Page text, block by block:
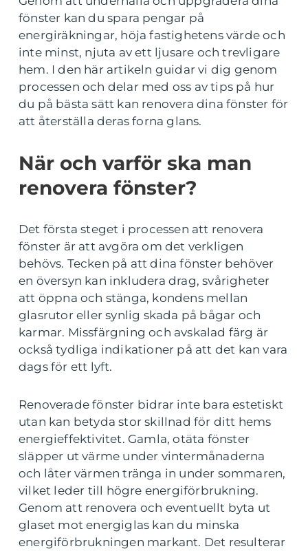
fönster kan du spara pengar på
energiräkningar, höja fastighetens värde och
inte minst, njuta av ett ljusare och trevligare
hem. I den här artikeln guidar vi dig genom
processen och delar med oss av tips på hur
du på bästa sätt kan renovera dina fönster för
att återställa deras forna glans.
När och varför ska man
renovera fönster?
Det första steget i processen att renovera
fönster är att avgöra om det verkligen
behövs. Tecken på att dina fönster behöver
en översyn kan inkludera drag, svårigheter
att öppna och stänga, kondens mellan
glasrutor eller synlig skada på bågar och
karmar. Missfärgning och avskalad färg är
också tydliga indikationer på att det kan vara
dags för ett lyft.
Renoverade fönster bidrar inte bara estetiskt
utan kan betyda stor skillnad för ditt hems
energieffektivitet. Gamla, otäta fönster
släpper ut värme under vintermånaderna
och låter värmen tränga in under sommaren,
vilket leder till högre energiförbrukning.
Genom att renovera och eventuellt byta ut
glaset mot energiglas kan du minska
energiförbrukningen markant. Det resulterar